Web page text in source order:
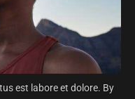
est labore et dolore. By